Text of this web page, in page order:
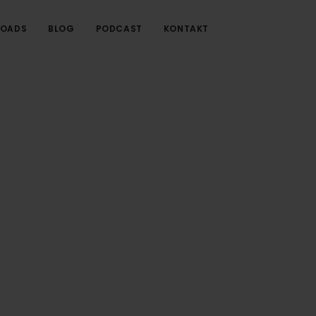
BLOG PODCAST KONTAKT